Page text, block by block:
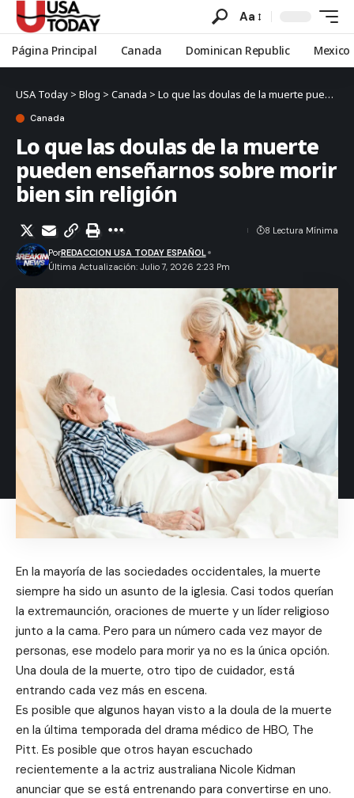
Aa
Página Principal Canada Dominican Republic Mexico
USA Today > Blog > Canada > Lo que las doulas de la muerte pueden enseñarnos sobre morir bien sin religión
Canada
Lo que las doulas de la muerte
pueden enseñarnos sobre morir
bien sin religión
Última Actualización: Julio 7, 2026 2:23 Pm
PorREDACCION USA TODAY ESPAÑOL
8 Lectura Mínima
En la mayoría de las sociedades occidentales, la muerte
siempre ha sido un asunto de la iglesia. Casi todos querían
la extremaunción, oraciones de muerte y un líder religioso
junto a la cama. Pero para un número cada vez mayor de
personas, ese modelo para morir ya no es la única opción.
Una doula de la muerte, otro tipo de cuidador, está
entrando cada vez más en escena.
Es posible que algunos hayan visto a la doula de la muerte
en la última temporada del drama médico de HBO, The
Pitt. Es posible que otros hayan escuchado
recientemente a la actriz australiana Nicole Kidman
anunciar que se está entrenando para convertirse en uno.